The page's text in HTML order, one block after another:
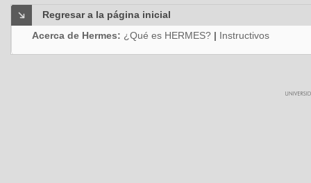
Regresar a la página inicial
Acerca de Hermes: ¿Qué es HERMES? | Instructivos